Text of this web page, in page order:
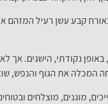
קבע עשן רעיל המזהם
נקודתי, הישגים. אך
המכלה את הגוף והנפש,
מוגנים, מוצלחים